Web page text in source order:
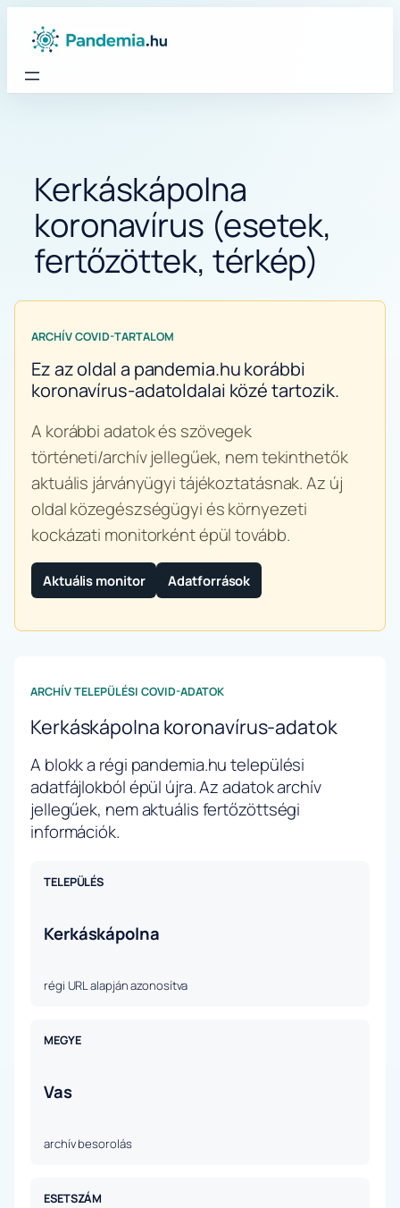
Kerkáskápolna
koronavírus (esetek,
fertőzöttek, térkép)
ARCHÍV COVID-TARTALOM
Ez az oldal a pandemia.hu korábbi
koronavírus-adatoldalai közé tartozik.
A korábbi adatok és szövegek
történeti/archív jellegűek, nem tekinthetők
aktuális járványügyi tájékoztatásnak. Az új
oldal közegészségügyi és környezeti
kockázati monitorként épül tovább.
Aktuális monitor Adatforrások
ARCHÍV TELEPÜLÉSI COVID-ADATOK
Kerkáskápolna koronavírus-adatok
A blokk a régi pandemia.hu települési
adatfájlokból épül újra. Az adatok archív
jellegűek, nem aktuális fertőzöttségi
információk.
TELEPÜLÉS
Kerkáskápolna
régi URL alapján azonosítva
MEGYE
Vas
archív besorolás
ESETSZÁM